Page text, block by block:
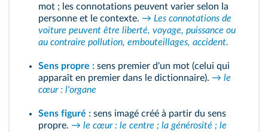
mot ; les connotations peuvent varier selon la
personne et le contexte. → Les connotations de
voiture peuvent être liberté, voyage, puissance ou
au contraire pollution, embouteillages, accident.
Sens propre : sens premier d'un mot (celui qui
apparaît en premier dans le dictionnaire). → le
cœur : l'organe
Sens figuré : sens imagé créé à partir du sens
propre. → le cœur : le centre ; la générosité ; le